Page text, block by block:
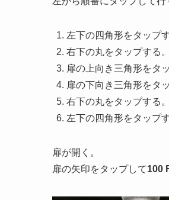
左下の四角形をタップす
右下の丸をタップする。
扉の上向き三角形をタ
扉の下向き三角形をタ
右下の丸をタップする。
左下の四角形をタップす
扉が開く。
扉の矢印をタップして100